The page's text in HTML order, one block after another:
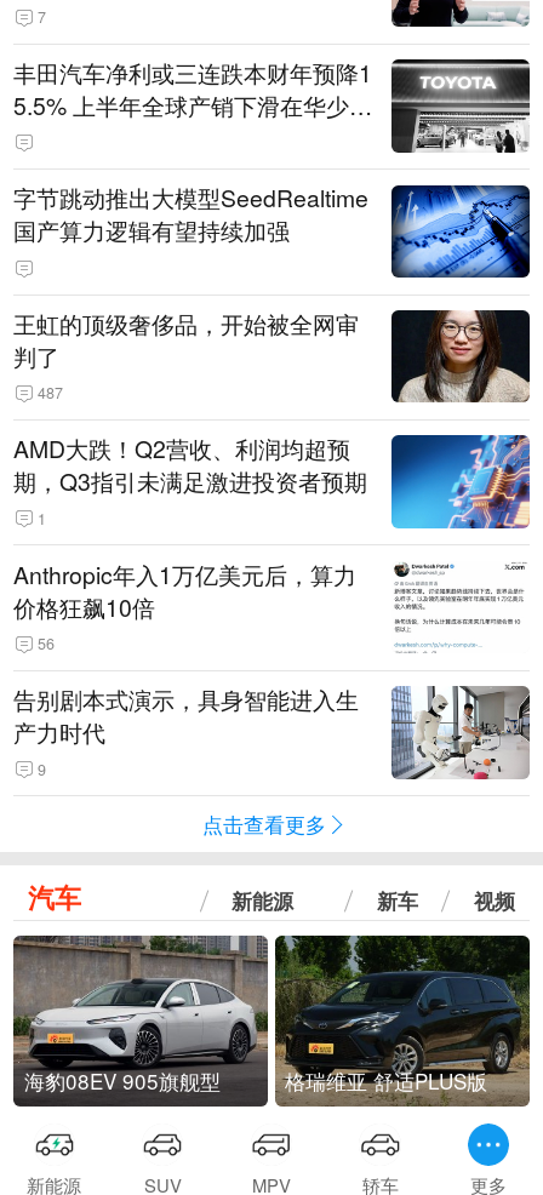
7
丰田汽车净利或三连跌本财年预降1
5.5% 上半年全球产销下滑在华少卖
14.3万辆
字节跳动推出大模型SeedRealtime
国产算力逻辑有望持续加强
王虹的顶级奢侈品，开始被全网审
判了
487
AMD大跌！Q2营收、利润均超预
期，Q3指引未满足激进投资者预期
1
Anthropic年入1万亿美元后，算力
价格狂飙10倍
56
告别剧本式演示，具身智能进入生
产力时代
9
点击查看更多
汽车 新能源 新车 视频
海豹08EV 905旗舰型 格瑞维亚 舒适PLUS版
新能源 SUV MPV 轿车 更多